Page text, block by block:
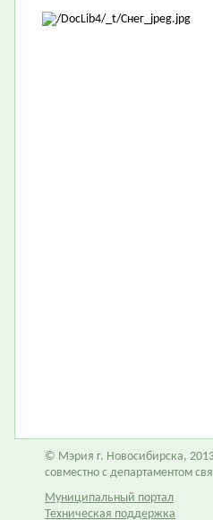
© Мэрия г. Новосибирска,
совместно с департаментом
Муниципальный портал
Техническая поддержка